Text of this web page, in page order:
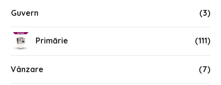
Guvern (3)
Primărie (111)
Vânzare (7)